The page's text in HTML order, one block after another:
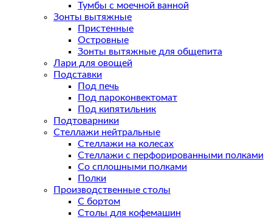
Тумбы с моечной ванной
Зонты вытяжные
Пристенные
Островные
Зонты вытяжные для общепита
Лари для овощей
Подставки
Под печь
Под пароконвектомат
Под кипятильник
Подтоварники
Стеллажи нейтральные
Стеллажи на колесах
Стеллажи с перфорированными полками
Со сплошными полками
Полки
Производственные столы
С бортом
Столы для кофемашин